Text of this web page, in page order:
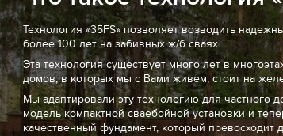
Технология «35FS» позволяет возводить
более 100 лет на забивных ж/б сваях.
Эта технология существует много лет в
домов, в которых мы с Вами живем, стоит на
Мы адаптировали эту технологию для частного
модель компактной сваебойной установки и
качественный фундамент, который превосходит